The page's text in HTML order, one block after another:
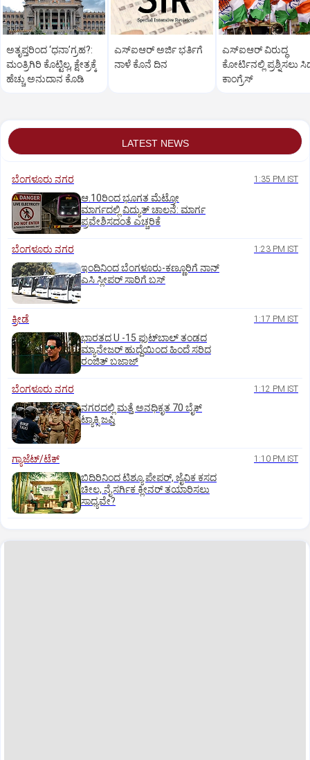
ಅತೃಪ್ತರಿಂದ ‘ಧನಾ’ಗ್ರಹ?:
ಮಂತ್ರಿಗಿರಿ ಕೊಟ್ಟಿಲ್ಲ, ಕ್ಷೇತ್ರಕ್ಕೆ
ಹೆಚ್ಚು ಅನುದಾನ ಕೊಡಿ
ಎಸ್ಐಆರ್‌ ಅರ್ಜಿ ಭರ್ತಿಗೆ
ನಾಳೆ ಕೊನೆ ದಿನ
ಎಸ್‌ಐಆರ್‌ ವಿರುದ್ಧ
ಕೋರ್ಟಿನಲ್ಲಿ ಪ್ರಶ್ನಿಸಲು
ಕಾಂಗ್ರೆಸ್‌
LATEST NEWS
ಬೆಂಗಳೂರು ನಗರ 1:35 PM IST
ಆ.10ರಿಂದ ಭೂಗತ ಮೆಟ್ರೋ
ಮಾರ್ಗದಲ್ಲಿ ವಿದ್ಯುತ್‌ ಚಾಲನೆ: ಮಾರ್ಗ
ಪ್ರವೇಶಿಸದಂತೆ ಎಚ್ಚರಿಕೆ
ಬೆಂಗಳೂರು ನಗರ 1:23 PM IST
ಇಂದಿನಿಂದ ಬೆಂಗಳೂರು-ಕಣ್ಣೂರಿಗೆ ನಾನ್‌
ಎಸಿ ಸ್ಲೀಪರ್‌ ಸಾರಿಗೆ ಬಸ್‌
ಕ್ರೀಡೆ 1:17 PM IST
ಭಾರತದ U -15 ಫುಟ್‌ಬಾಲ್ ತಂಡದ
ಮ್ಯಾನೇಜರ್‌ ಹುದ್ದೆಯಿಂದ ಹಿಂದೆ ಸರಿದ
ರಂಜಿತ್‌ ಬಜಾಜ್‌
ಬೆಂಗಳೂರು ನಗರ 1:12 PM IST
ನಗರದಲ್ಲಿ ಮತ್ತೆ ಅನಧಿಕೃತ 70 ಬೈಕ್‌
ಟ್ಯಾಕ್ಸಿ ಜಪ್ತಿ
ಗ್ಯಾಜೆಟ್/ಟೆಕ್ 1:10 PM IST
ಬಿದಿರಿನಿಂದ ಟಿಶ್ಯೂ ಪೇಪರ್‌, ಜೈವಿಕ ಕಸದ
ಚೀಲ, ನೈಸರ್ಗಿಕ ಕ್ಲೀನರ್‌ ತಯಾರಿಸಲು
ಸಾಧ್ಯವೇ?